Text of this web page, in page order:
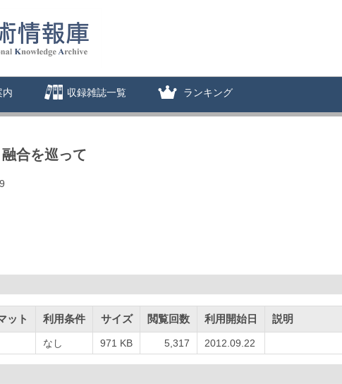
内 収録雑誌一覧 ランキング
合を巡って
ット 利用条件 サイズ 閲覧回数 利用開始日 説明
なし 971 KB 5,317 2012.09.22